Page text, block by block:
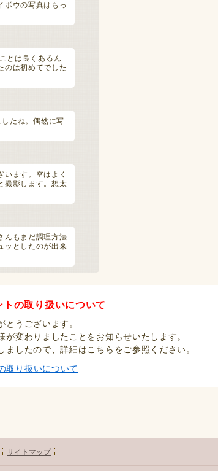
ボウの写真はもっ
とは良くあるん
のは初めてでした
たね。偶然に写
ます。空はよく
撮影します。想太
んもまだ調理方法
ッとしたのが出来
層 大きさ7ｍｍ
る気がします。し
ます。２００種
ガイ科の画像いろ
の取り扱いについて
うございます。
変わりましたことをお知らせいたします。
したので、詳細はこちらをご参照ください。
取り扱いについて
サイトマップ